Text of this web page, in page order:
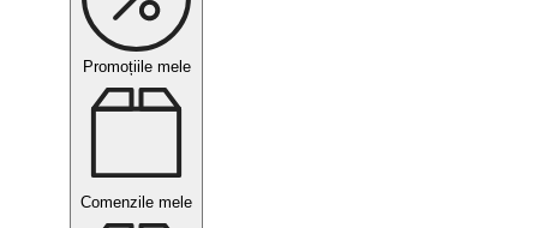
Promoțiile mele
Comenzile mele